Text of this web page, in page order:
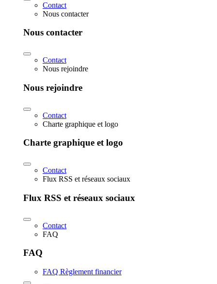
Contact
Nous contacter
Nous contacter
Contact
Nous rejoindre
Nous rejoindre
Contact
Charte graphique et logo
Charte graphique et logo
Contact
Flux RSS et réseaux sociaux
Flux RSS et réseaux sociaux
Contact
FAQ
FAQ
FAQ Règlement financier